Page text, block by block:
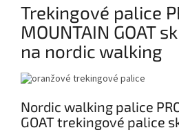
Trekingové palice
MOUNTAIN GOAT
na nordic walking
Nordic walking palice
GOAT trekingové palice